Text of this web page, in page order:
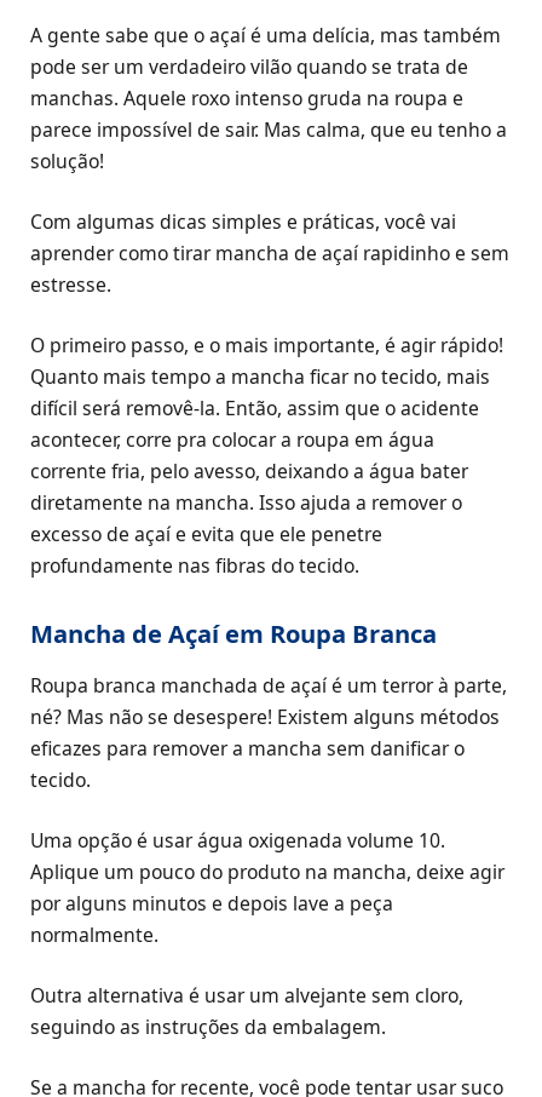
A gente sabe que o açaí é uma delícia, mas também
pode ser um verdadeiro vilão quando se trata de
manchas. Aquele roxo intenso gruda na roupa e
parece impossível de sair. Mas calma, que eu tenho a
solução!
Com algumas dicas simples e práticas, você vai
aprender como tirar mancha de açaí rapidinho e sem
estresse.
O primeiro passo, e o mais importante, é agir rápido!
Quanto mais tempo a mancha ficar no tecido, mais
difícil será removê-la. Então, assim que o acidente
acontecer, corre pra colocar a roupa em água
corrente fria, pelo avesso, deixando a água bater
diretamente na mancha. Isso ajuda a remover o
excesso de açaí e evita que ele penetre
profundamente nas fibras do tecido.
Mancha de Açaí em Roupa Branca
Roupa branca manchada de açaí é um terror à parte,
né? Mas não se desespere! Existem alguns métodos
eficazes para remover a mancha sem danificar o
tecido.
Uma opção é usar água oxigenada volume 10.
Aplique um pouco do produto na mancha, deixe agir
por alguns minutos e depois lave a peça
normalmente.
Outra alternativa é usar um alvejante sem cloro,
seguindo as instruções da embalagem.
Se a mancha for recente, você pode tentar usar suco